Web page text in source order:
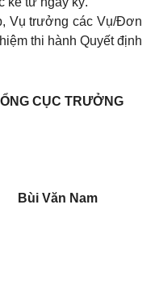
Vụ trưởng các Vụ/Đơn
thi hành Quyết định
CỤC TRƯỞNG
Bùi Văn Nam